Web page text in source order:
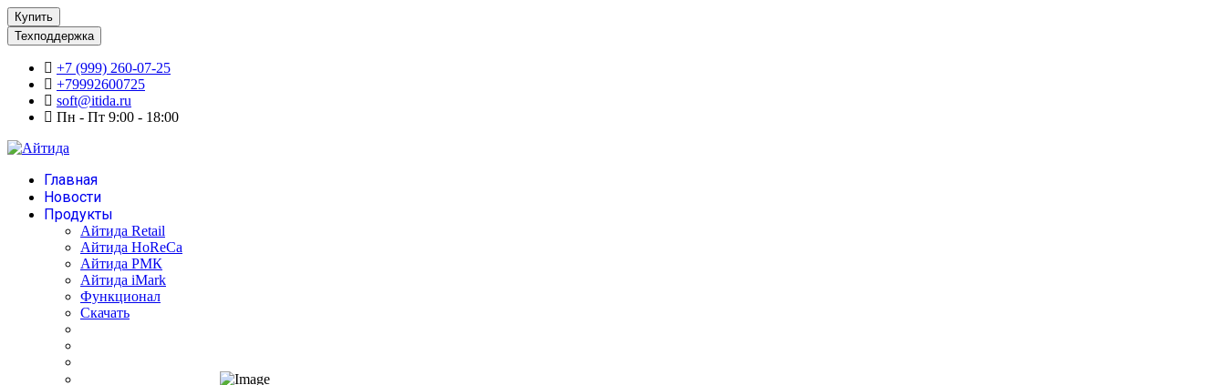
Купить
Техподдержка
+7 (999) 260-07-25
+79992600725
soft@itida.ru
Пн - Пт 9:00 - 18:00
Главная
Новости
Продукты
Айтида Retail
Айтида HoReCa
Айтида РМК
Айтида iMark
Функционал
Скачать